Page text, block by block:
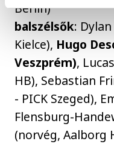
Berlin)
balszélsők:
Kielce), Hugo
Veszprém),
HB), Sebastian
- PICK Szeged),
Flensburg-
(norvég, Aalborg